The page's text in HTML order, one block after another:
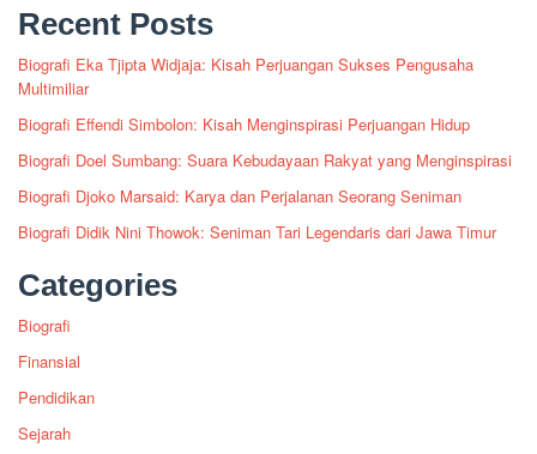
Recent Posts
Biografi Eka Tjipta Widjaja: Kisah Perjuangan Sukses Pengusaha
Multimiliar
Biografi Effendi Simbolon: Kisah Menginspirasi Perjuangan Hidup
Biografi Doel Sumbang: Suara Kebudayaan Rakyat yang Menginspirasi
Biografi Djoko Marsaid: Karya dan Perjalanan Seorang Seniman
Biografi Didik Nini Thowok: Seniman Tari Legendaris dari Jawa Timur
Categories
Biografi
Finansial
Pendidikan
Sejarah